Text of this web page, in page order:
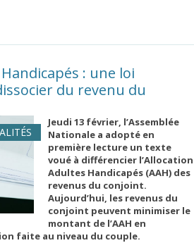
: une loi
du revenu du
Jeudi 13 février, l’Assemblée
Nationale a adopté en
première lecture un texte
voué à différencier l’Allocation
Adultes Handicapés (AAH) des
revenus du conjoint.
Aujourd’hui, les revenus du
conjoint peuvent minimiser le
montant de l’AAH en
faite au niveau du couple.